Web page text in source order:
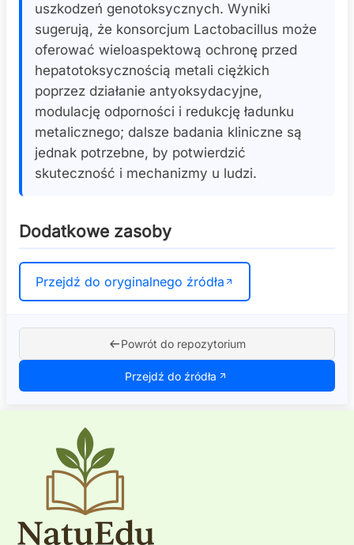
uszkodzeń genotoksycznych. Wyniki
sugerują, że konsorcjum Lactobacillus może
oferować wieloaspektową ochronę przed
hepatotoksycznością metali ciężkich
poprzez działanie antyoksydacyjne,
modulację odporności i redukcję ładunku
metalicznego; dalsze badania kliniczne są
jednak potrzebne, by potwierdzić
skuteczność i mechanizmy u ludzi.
Dodatkowe zasoby
Przejdź do oryginalnego źródła
Powrót do repozytorium
Przejdź do źródła